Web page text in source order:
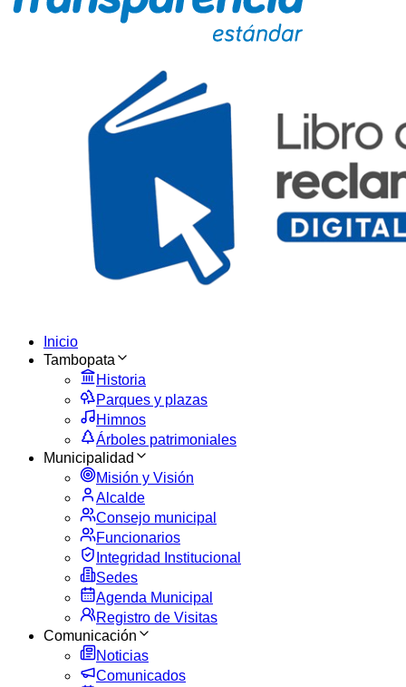
Inicio
Tambopata
Historia
Parques y plazas
Himnos
Árboles patrimoniales
Municipalidad
Misión y Visión
Alcalde
Consejo municipal
Funcionarios
Integridad Institucional
Sedes
Agenda Municipal
Registro de Visitas
Comunicación
Noticias
Comunicados